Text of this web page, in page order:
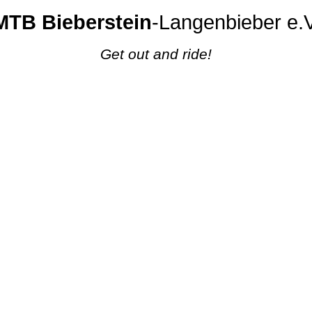
Bieberstein-Langenbieber
Get out and ride!